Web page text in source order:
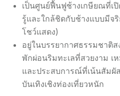
เป็นศูนย์ฟื้นฟูช้างเกษียณที่เปิ
รู้และใกล้ชิดกับช้างแบบมีจ
โชว์แสดง)
อยู่ในบรรยากาศธรรมชาติ
พักผ่อนริมทะเลที่สวยงาม
และประสบการณ์ที่เน้นสัมผั
บันเทิงเชิงท่องเที่ยวหนัก